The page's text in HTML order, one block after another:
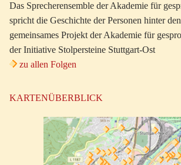
Das Sprecherensemble der Akademie für
spricht die Geschichte der Personen hinter
gemeinsames Projekt der Akademie für
der Initiative Stolpersteine Stuttgart-Ost
zu allen Folgen
KARTENÜBERBLICK